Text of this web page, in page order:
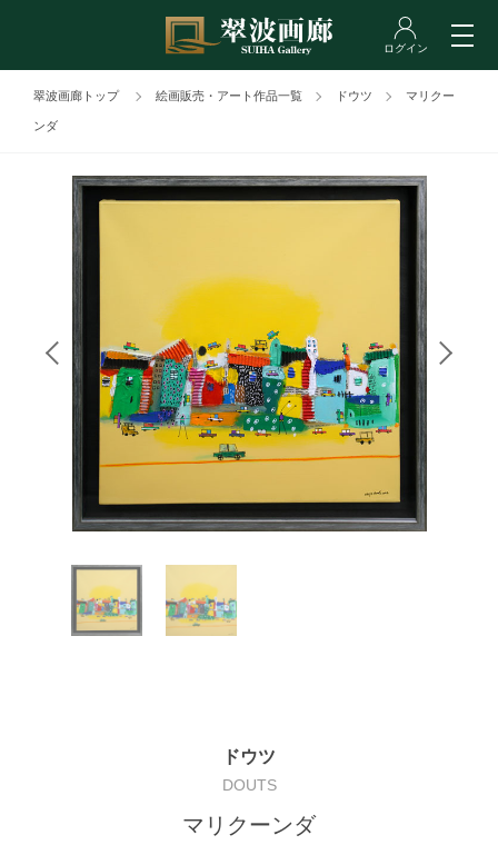
翠波画廊トップ 絵画販売・アート作品一覧 ドウツ マリクー
ンダ
ドウツ
DOUTS
マリクーンダ